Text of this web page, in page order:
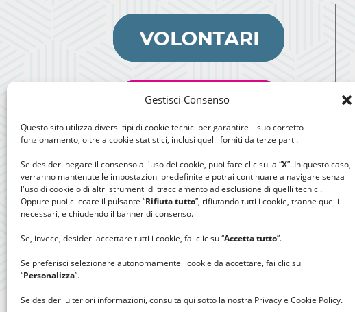
Gestisci Consenso
Questo sito utilizza diversi tipi di cookie tecnici per garantire il suo corretto
funzionamento, oltre a cookie statistici, inclusi quelli forniti da terze parti.
Se desideri negare il consenso all'uso dei cookie, puoi fare clic sulla “X”. In questo caso,
verranno mantenute le impostazioni predefinite e potrai continuare a navigare senza
l'uso di cookie o di altri strumenti di tracciamento ad esclusione di quelli tecnici.
Oppure puoi cliccare il pulsante “Rifiuta tutto”, rifiutando tutti i cookie, tranne quelli
necessari, e chiudendo il banner di consenso.
Se, invece, desideri accettare tutti i cookie, fai clic su “Accetta tutto”.
Se preferisci selezionare autonomamente i cookie da accettare, fai clic su
“Personalizza”.
Se desideri ulteriori informazioni, consulta qui sotto la nostra Privacy e Cookie Policy.